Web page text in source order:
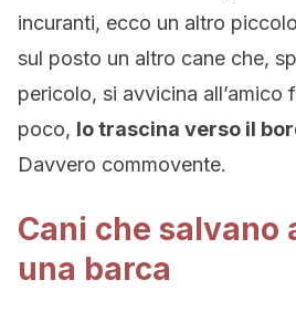
incuranti, ecco un altro
sul posto un altro cane che,
pericolo, si avvicina all’amico
poco, lo trascina verso il
Davvero commovente.
Cani che salvano
una barca